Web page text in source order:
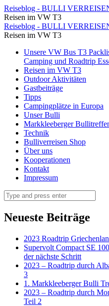
Bei
9°C
ganz
schön
erfrischend
Reiseblog
BULLI
VERREISEN
Reiseblog - BULLI
Reisen im VW T3
Bei
9°C
ganz
schön
erfrischend
Reiseblog
BULLI
VERREISEN
Reiseblog - BULLI
Reisen im VW T3
Skip
content
Unsere VW Bus T3
Camping und Roadtrip
Reisen im VW T3
Outdoor Aktivitäten
Gastbeiträge
Tipps
Campingplätze in Europa
Unser Bulli
Markkleeberger
Technik
Bulliverreisen Shop
Über uns
Kooperationen
Kontakt
Impressum
Search
Neueste Beiträge
2023 Roadtrip
Supervolt Compact SE
der nächste Schritt
2023 – Roadtrip durch
3
1. Markkleeberger Bulli
2023 – Roadtrip durch
Teil 2